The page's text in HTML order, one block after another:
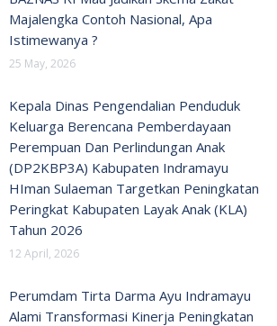
Majalengka Contoh Nasional, Apa
Istimewanya ?
25 May, 2026
Kepala Dinas Pengendalian Penduduk
Keluarga Berencana Pemberdayaan
Perempuan Dan Perlindungan Anak
(DP2KBP3A) Kabupaten Indramayu
HIman Sulaeman Targetkan Peningkatan
Peringkat Kabupaten Layak Anak (KLA)
Tahun 2026
12 April, 2026
Perumdam Tirta Darma Ayu Indramayu
Alami Transformasi Kinerja Peningkatan